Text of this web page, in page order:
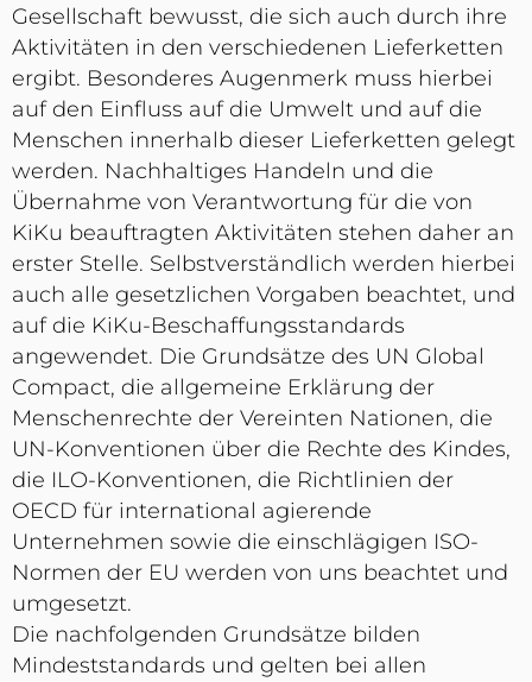
Gesellschaft bewusst, die sich auch durch ihre
Aktivitäten in den verschiedenen Lieferketten
ergibt. Besonderes Augenmerk muss hierbei
auf den Einfluss auf die Umwelt und auf die
Menschen innerhalb dieser Lieferketten gelegt
werden. Nachhaltiges Handeln und die
Übernahme von Verantwortung für die von
KiKu beauftragten Aktivitäten stehen daher an
erster Stelle. Selbstverständlich werden hierbei
auch alle gesetzlichen Vorgaben beachtet, und
auf die KiKu-Beschaffungsstandards
angewendet. Die Grundsätze des UN Global
Compact, die allgemeine Erklärung der
Menschenrechte der Vereinten Nationen, die
UN-Konventionen über die Rechte des Kindes,
die ILO-Konventionen, die Richtlinien der
OECD für international agierende
Unternehmen sowie die einschlägigen ISO-
Normen der EU werden von uns beachtet und
umgesetzt.
Die nachfolgenden Grundsätze bilden
Mindeststandards und gelten bei allen